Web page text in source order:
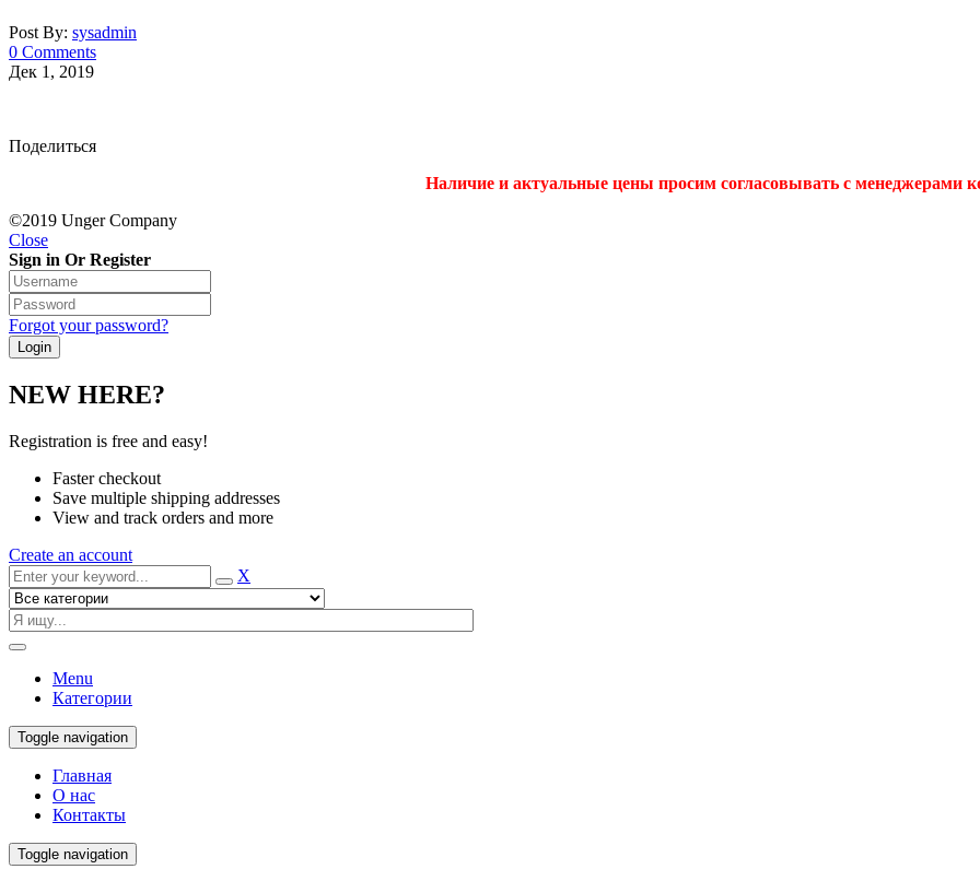
Post By: sysadmin
0 Comments
Дек 1, 2019
Поделиться
Наличие и актуальные цены просим согласовывать с менеджерами
©2019 Unger Company
Close
Sign in Or Register
Forgot your password?
NEW HERE?
Registration is free and easy!
Faster checkout
Save multiple shipping addresses
View and track orders and more
Create an account
X
Menu
Категории
Toggle navigation
Главная
О нас
Контакты
Toggle navigation